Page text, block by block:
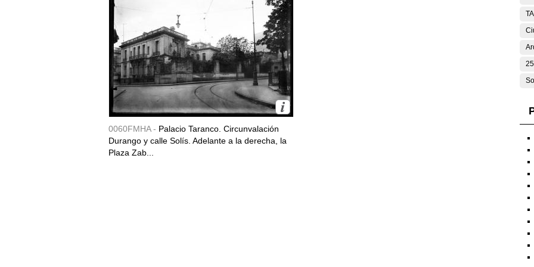
0060FMHA - Palacio Taranco. Circunvalación
Durango y calle Solís. Adelante a la derecha, la
Plaza Zab...